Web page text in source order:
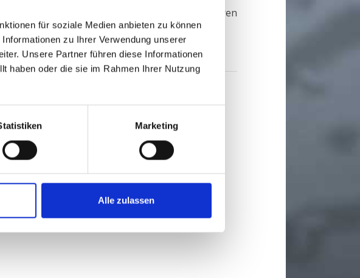
für soziale Medien anbieten zu können
zu Ihrer Verwendung unserer
Unsere Partner führen diese Informationen
haben oder die sie im Rahmen Ihrer Nutzung
Marketing
Alle zulassen
bis
Sie haben Fragen zu unseren
Produkten?
Kontakt